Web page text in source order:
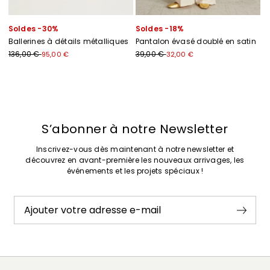
Soldes -30%
Ballerines à détails métalliques
136,00 €95,00 €
Soldes -18%
Pantalon évasé doublé en satin
39,00 €32,00 €
S’abonner à notre Newsletter
Inscrivez-vous dès maintenant à notre newsletter et
découvrez en avant-première les nouveaux arrivages, les
événements et les projets spéciaux !
Ajouter votre adresse e-mail